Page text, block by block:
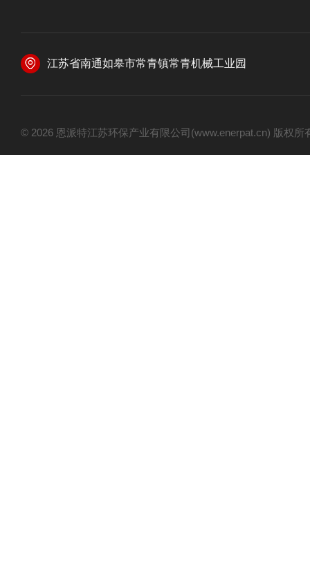
江苏省南通如皋市常青镇常青机械工业园
© 2026 恩派特江苏环保产业有限公司(www.enerpat.cn) 版权